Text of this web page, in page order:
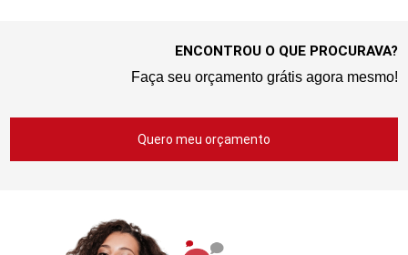
ENCONTROU O QUE PROCURAVA?
Faça seu orçamento grátis agora mesmo!
Quero meu orçamento